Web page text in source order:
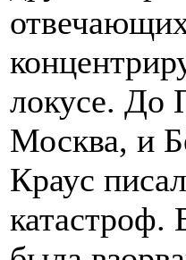
локусе. До
Москва, и
Краус
катастроф.